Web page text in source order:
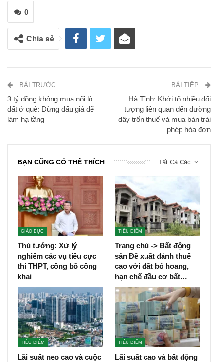
0
Chia sẻ
BÀI TRƯỚC
3 tỷ đồng không mua nổi lô
đất ở quê: Dừng đấu giá để
làm hạ tầng
BÀI TIẾP
Hà Tĩnh: Khởi tố nhiều đối
tượng liên quan đến đường
dây trốn thuế và mua bán trái
phép hóa đơn
Tất Cả Các
BẠN CŨNG CÓ THỂ THÍCH
GIÁO DỤC
Thủ tướng: Xử lý
nghiêm các vụ tiêu cực
thi THPT, công bố công
khai
TIÊU ĐIỂM
Trang chủ -> Bất động
sản Đề xuất đánh thuế
cao với đất bỏ hoang,
hạn chế đầu cơ bất…
TIÊU ĐIỂM
Lãi suất neo cao và cuộc
TIÊU ĐIỂM
Lãi suất cao và bất động